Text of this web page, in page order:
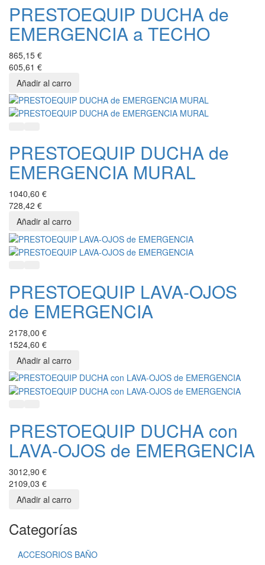
PRESTOEQUIP DUCHA de
EMERGENCIA a TECHO
865,15 €
605,61 €
PRESTOEQUIP DUCHA de
EMERGENCIA MURAL
1040,60 €
728,42 €
PRESTOEQUIP LAVA-OJOS
de EMERGENCIA
2178,00 €
1524,60 €
PRESTOEQUIP DUCHA con
LAVA-OJOS de EMERGENCIA
3012,90 €
2109,03 €
Categorías
ACCESORIOS BAÑO